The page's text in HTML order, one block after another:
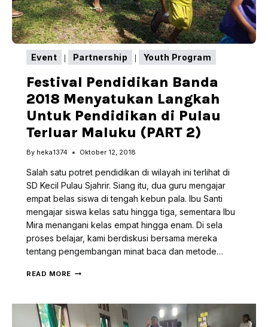
Event Partnership Youth Program
Festival Pendidikan Banda
2018 Menyatukan Langkah
Untuk Pendidikan di Pulau
Terluar Maluku (PART 2)
By heka1374 Oktober 12, 2018
Salah satu potret pendidikan di wilayah ini terlihat di
SD Kecil Pulau Sjahrir. Siang itu, dua guru mengajar
empat belas siswa di tengah kebun pala. Ibu Santi
mengajar siswa kelas satu hingga tiga, sementara Ibu
Mira menangani kelas empat hingga enam. Di sela
proses belajar, kami berdiskusi bersama mereka
tentang pengembangan minat baca dan metode…
READ MORE FESTIVAL
MENYATUKAN
LANGKAH